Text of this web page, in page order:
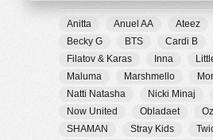
Anitta Anuel AA Ateez
Becky G
BTS Cardi B
Filatov & Karas
Inna
Maluma
Marshmello
Natti Natasha
Nicki Minaj
Now United
Obladaet
SHAMAN
Stray Kids